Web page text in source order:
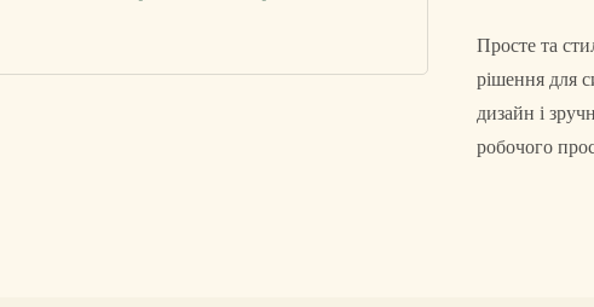
Просте та
рішення для
дизайн і
робочого